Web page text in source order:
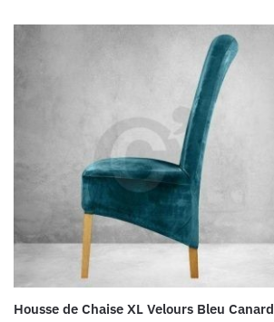
Housse de Chaise XL Velours Bleu Canard